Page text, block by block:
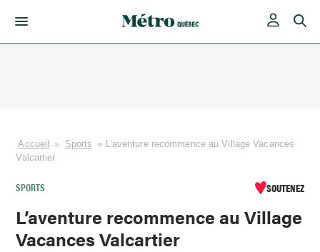
Accueil » Sports » L’aventure recommence au Village Vacances
Valcartier
SPORTS SOUTENEZ
L’aventure recommence au Village
Vacances Valcartier